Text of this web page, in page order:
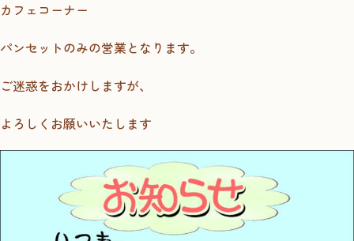
カフェコーナー
パンセットのみの営業となります。
ご迷惑をおかけしますが、
よろしくお願いいたします